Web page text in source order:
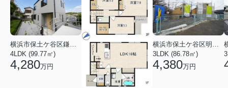
4LDK (99.77㎡)
4,280万円
3LDK (86.78㎡)
4,380万円